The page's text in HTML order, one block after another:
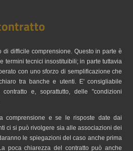
di difficile comprensione. Questo in parte è
termini tecnici insostituibili; in parte tuttavia
con uno sforzo di semplificazione che
tra banche e utenti. E' consigliabile
e, soprattutto, delle "condizioni
comprensione e se le risposte date dai
ci si può rivolgere sia alle associazioni dei
le spiegazioni del caso anche prima
poca chiarezza del contratto può anche